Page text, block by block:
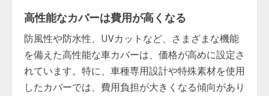
高性能なカバーは費用が高くなる
防風性や防水性、UVカットなど、さまざまな機能
を備えた高性能な車カバーは、価格が高めに設定さ
れています。特に、車種専用設計や特殊素材を使用
したカバーでは、費用負担が大きくなる傾向があり